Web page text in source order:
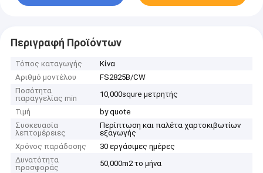
Περιγραφή Προϊόντων
Τόπος καταγωγής
Κίνα
Αριθμό μοντέλου
FS2825B/CW
Ποσότητα
παραγγελίας min
10,000squre μετρητής
Τιμή
by quote
Συσκευασία
λεπτομέρειες
Περίπτωση και παλέτα χαρτοκιβωτίων
εξαγωγής
Χρόνος παράδοσης
30 εργάσιμες ημέρες
Δυνατότητα
προσφοράς
50,000m2 το μήνα